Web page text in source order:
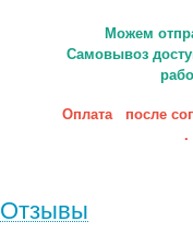
Можем
Самовывоз
Оплата после
.
Отзывы